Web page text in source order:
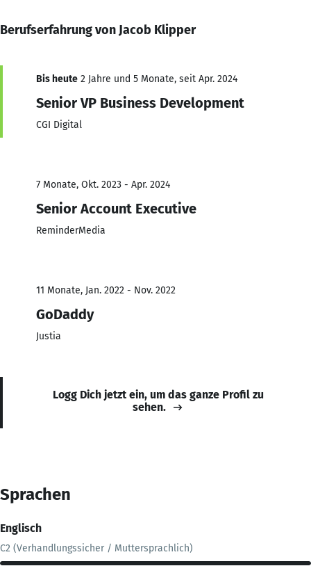
Berufserfahrung von Jacob Klipper
Bis heute 2 Jahre und 5 Monate, seit Apr. 2024
Senior VP Business Development
CGI Digital
7 Monate, Okt. 2023 - Apr. 2024
Senior Account Executive
ReminderMedia
11 Monate, Jan. 2022 - Nov. 2022
GoDaddy
Justia
Logg Dich jetzt ein, um das ganze Profil zu
sehen.
Sprachen
Englisch
C2 (Verhandlungssicher / Muttersprachlich)